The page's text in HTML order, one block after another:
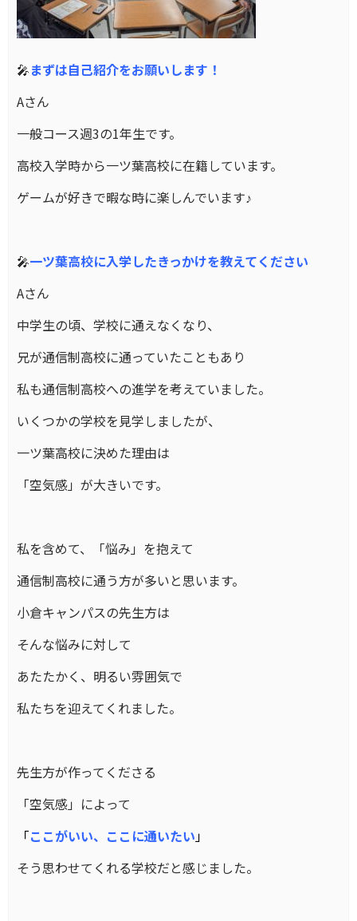
🎤まずは自己紹介をお願いします！
Aさん
一般コース週3の1年生です。
高校入学時から一ツ葉高校に在籍しています。
ゲームが好きで暇な時に楽しんでいます♪
🎤一ツ葉高校に入学したきっかけを教えてください
Aさん
中学生の頃、学校に通えなくなり、
兄が通信制高校に通っていたこともあり
私も通信制高校への進学を考えていました。
いくつかの学校を見学しましたが、
一ツ葉高校に決めた理由は
「空気感」が大きいです。
私を含めて、「悩み」を抱えて
通信制高校に通う方が多いと思います。
小倉キャンパスの先生方は
そんな悩みに対して
あたたかく、明るい雰囲気で
私たちを迎えてくれました。
先生方が作ってくださる
「空気感」によって
「ここがいい、ここに通いたい」
そう思わせてくれる学校だと感じました。